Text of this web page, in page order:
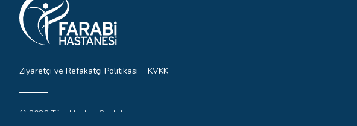
Ziyaretçi ve Refakatçi Politikası KVKK
© 2026 Tüm Hakları Saklıdır.